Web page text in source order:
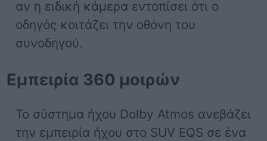
αν η ειδική κάμερα εντοπίσει ότι ο
οδηγός κοιτάζει την οθόνη του
συνοδηγού.
Εμπειρία 360 μοιρών
Το σύστημα ήχου Dolby Atmos ανεβάζει
την εμπειρία ήχου στο SUV EQS σε ένα